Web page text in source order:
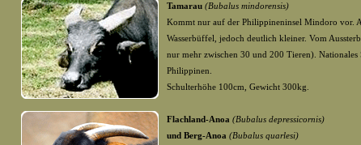
Tamarau (Bubalus mindorensis)
Kommt nur auf der Philippineninsel Mindoro vor.
Wasserbüffel, jedoch deutlich kleiner. Vom
nur mehr zwischen 30 und 200 Tieren).
Philippinen.
Schulterhöhe 100cm, Gewicht 300kg.
Flachland-Anoa (Bubalus depressicornis)
und Berg-Anoa (Bubalus quarlesi)